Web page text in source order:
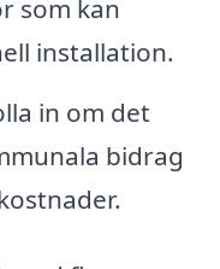
som kan
installation.
in om det
bidrag